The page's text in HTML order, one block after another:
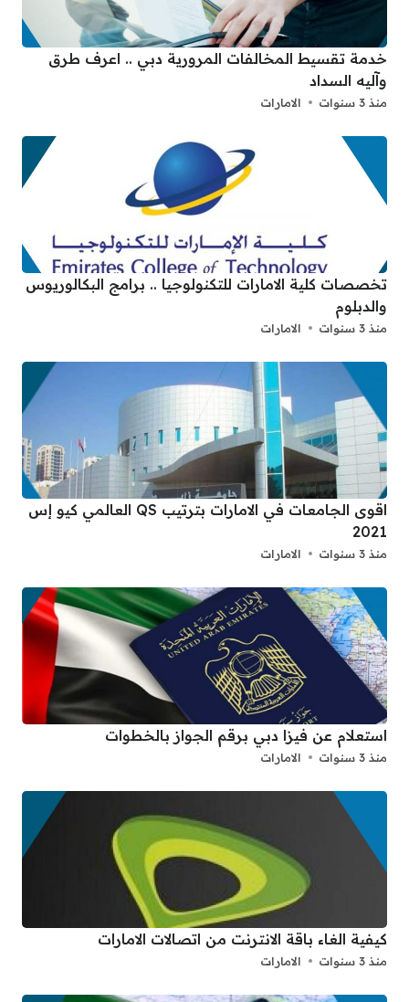
خدمة تقسيط المخالفات المرورية دبي .. اعرف طرق
وآليه السداد
منذ 3 سنوات الامارات
تخصصات كلية الامارات للتكنولوجيا .. برامج البكالوريوس
والدبلوم
منذ 3 سنوات الامارات
اقوى الجامعات في الامارات بترتيب QS العالمي كيو إس
2021
منذ 3 سنوات الامارات
استعلام عن فيزا دبي برقم الجواز بالخطوات
منذ 3 سنوات الامارات
كيفية الغاء باقة الانترنت من اتصالات الامارات
منذ 3 سنوات الامارات